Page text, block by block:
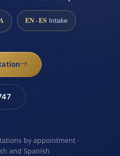
EN · ES Intake
by appointment ·
and Spanish